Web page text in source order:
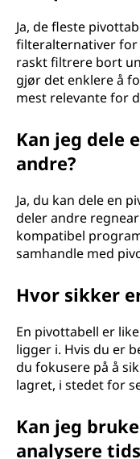
Ja, de fleste
filteralternativer for
raskt filtrere bort
gjør det enklere å
mest relevante for
Kan jeg dele
andre?
Ja, du kan dele en
deler andre
kompatibel
samhandle med
Hvor sikker
En pivottabell er
ligger i. Hvis du er
du fokusere på å
lagret, i stedet for
Kan jeg
analysere